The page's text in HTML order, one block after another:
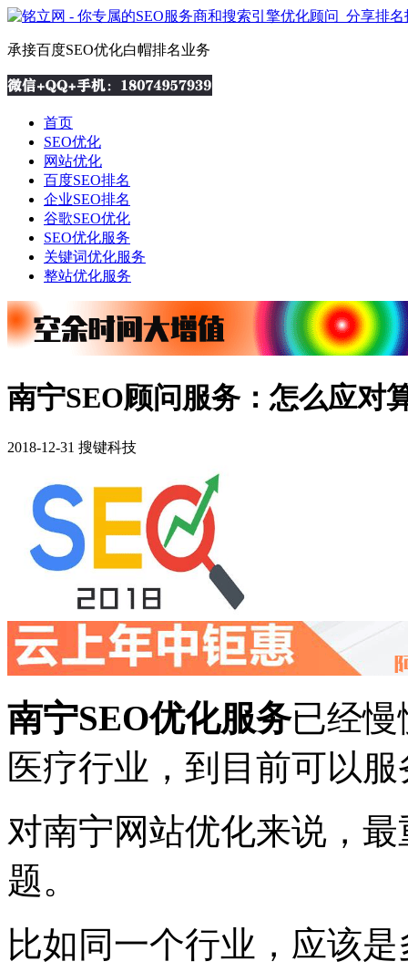
承接百度SEO优化白帽排名业务
首页
SEO优化
网站优化
百度SEO排名
企业SEO排名
谷歌SEO优化
SEO优化服务
关键词优化服务
整站优化服务
南宁SEO顾问服务：怎么应对
2018-12-31 搜键科技
南宁SEO优化服务已经慢
医疗行业，到目前可以
对南宁网站优化来说，
题。
比如同一个行业，应该